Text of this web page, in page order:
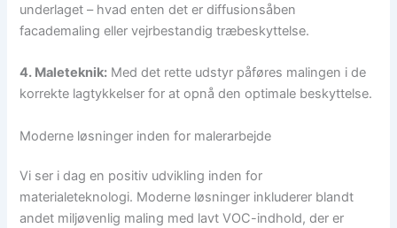
underlaget – hvad enten det er diffusionsåben
facademaling eller vejrbestandig træbeskyttelse.
4. Maleteknik: Med det rette udstyr påføres malingen i de
korrekte lagtykkelser for at opnå den optimale beskyttelse.
Moderne løsninger inden for malerarbejde
Vi ser i dag en positiv udvikling inden for
materialeteknologi. Moderne løsninger inkluderer blandt
andet miljøvenlig maling med lavt VOC-indhold, der er